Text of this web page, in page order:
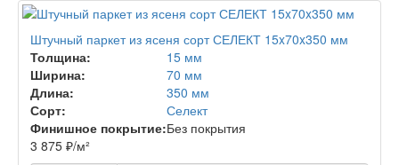
Штучный паркет из ясеня сорт СЕЛЕКТ 15x70x350 мм
Толщина:
15 мм
Ширина:
70 мм
Длина:
350 мм
Сорт:
Селект
Финишное покрытие:Без покрытия
3 875 ₽/м²